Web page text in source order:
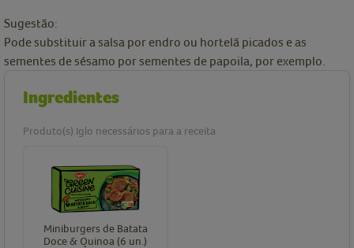
Sugestão:
Pode substituir a salsa por endro ou hortelã picados e as
sementes de sésamo por sementes de papoila, por exemplo.
Ingredientes
Produto(s) Iglo necessários para a receita
Miniburgers de Batata
Doce & Quinoa (6 un.)